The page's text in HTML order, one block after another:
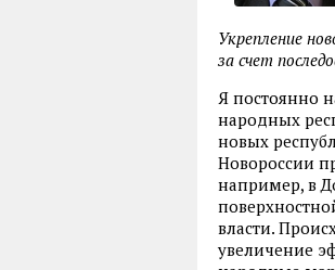
Укрепление
за счет
Я постоянно
народных
новых
Новороссии
например, в
власти.
увеличение